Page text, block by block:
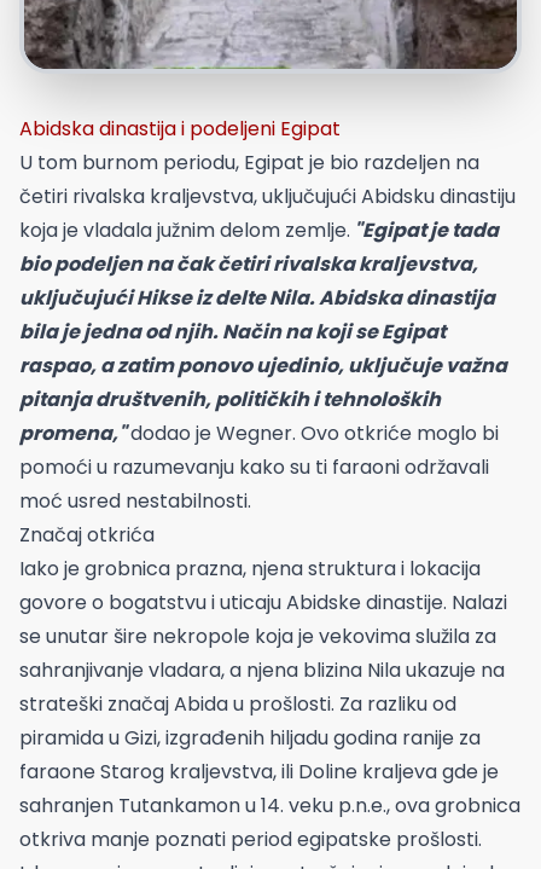
Abidska dinastija i podeljeni Egipat
U tom burnom periodu, Egipat je bio razdeljen na
četiri rivalska kraljevstva, uključujući Abidsku dinastiju
koja je vladala južnim delom zemlje. "Egipat je tada
bio podeljen na čak četiri rivalska kraljevstva,
uključujući Hikse iz delte Nila. Abidska dinastija
bila je jedna od njih. Način na koji se Egipat
raspao, a zatim ponovo ujedinio, uključuje važna
pitanja društvenih, političkih i tehnoloških
promena,"dodao je Wegner. Ovo otkriće moglo bi
pomoći u razumevanju kako su ti faraoni održavali
moć usred nestabilnosti.
Značaj otkrića
Iako je grobnica prazna, njena struktura i lokacija
govore o bogatstvu i uticaju Abidske dinastije. Nalazi
se unutar šire nekropole koja je vekovima služila za
sahranjivanje vladara, a njena blizina Nila ukazuje na
strateški značaj Abida u prošlosti. Za razliku od
piramida u Gizi, izgrađenih hiljadu godina ranije za
faraone Starog kraljevstva, ili Doline kraljeva gde je
sahranjen Tutankamon u 14. veku p.n.e., ova grobnica
otkriva manje poznati period egipatske prošlosti.